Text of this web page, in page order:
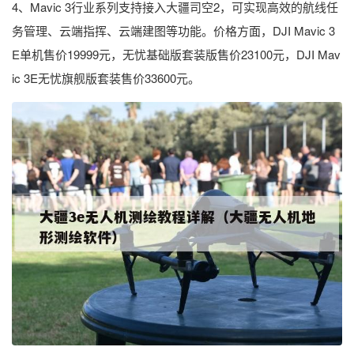
4、Mavic 3行业系列支持接入大疆司空2，可实现高效的航线任
务管理、云端指挥、云端建图等功能。价格方面，DJI Mavic 3
E单机售价19999元，无忧基础版套装版售价23100元，DJI Mav
ic 3E无忧旗舰版套装售价33600元。